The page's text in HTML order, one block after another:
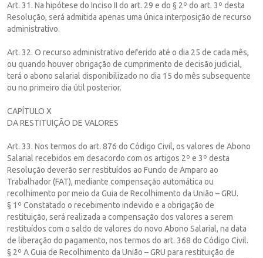
Art. 31. Na hipótese do Inciso II do art. 29 e do § 2º do art. 3º desta
Resolução, será admitida apenas uma única interposição de recurso
administrativo.
Art. 32. O recurso administrativo deferido até o dia 25 de cada mês,
ou quando houver obrigação de cumprimento de decisão judicial,
terá o abono salarial disponibilizado no dia 15 do mês subsequente
ou no primeiro dia útil posterior.
CAPÍTULO X
DA RESTITUIÇÃO DE VALORES
Art. 33. Nos termos do art. 876 do Código Civil, os valores de Abono
Salarial recebidos em desacordo com os artigos 2º e 3º desta
Resolução deverão ser restituídos ao Fundo de Amparo ao
Trabalhador (FAT), mediante compensação automática ou
recolhimento por meio da Guia de Recolhimento da União – GRU.
§ 1º Constatado o recebimento indevido e a obrigação de
restituição, será realizada a compensação dos valores a serem
restituídos com o saldo de valores do novo Abono Salarial, na data
de liberação do pagamento, nos termos do art. 368 do Código Civil.
§ 2º A Guia de Recolhimento da União – GRU para restituição de